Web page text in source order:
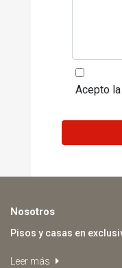
Acepto la
Nosotros
Pisos y casas en
Leer más